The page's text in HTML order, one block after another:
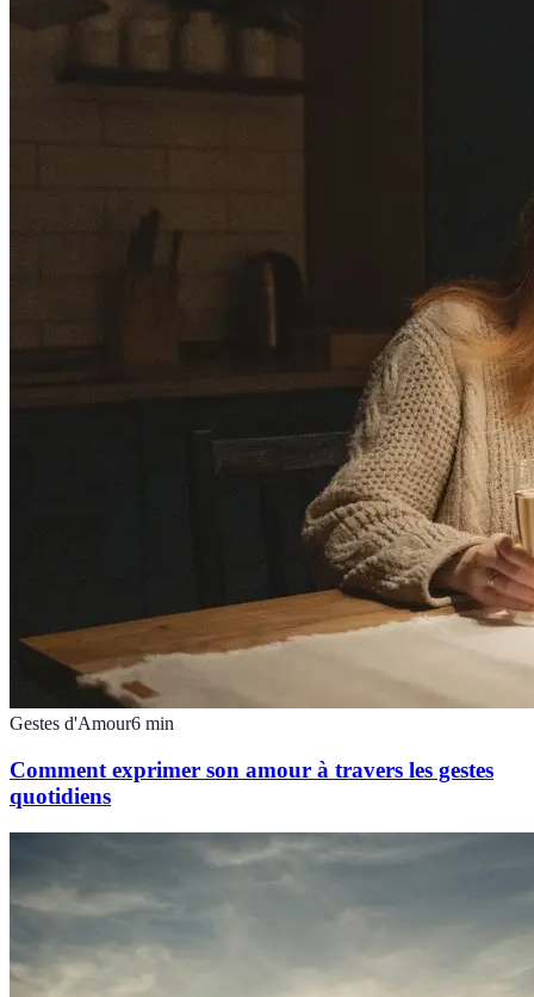
Gestes d'Amour6 min
Comment exprimer son amour à travers les gestes
quotidiens